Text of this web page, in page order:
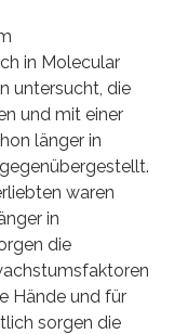
in Molecular
untersucht, die
und mit einer
länger in
waren
in
die
Hände und für
sorgen die